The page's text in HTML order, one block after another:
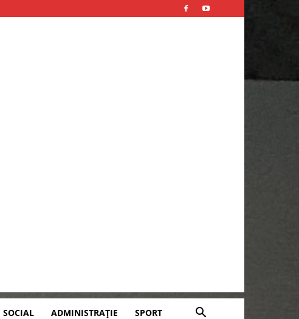
SOCIAL ADMINISTRAȚIE SPORT